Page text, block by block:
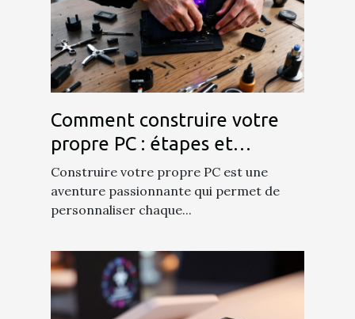
Comment construire votre
propre PC : étapes et
conseils essentiels
Construire votre propre PC est une
aventure passionnante qui permet de
personnaliser chaque...